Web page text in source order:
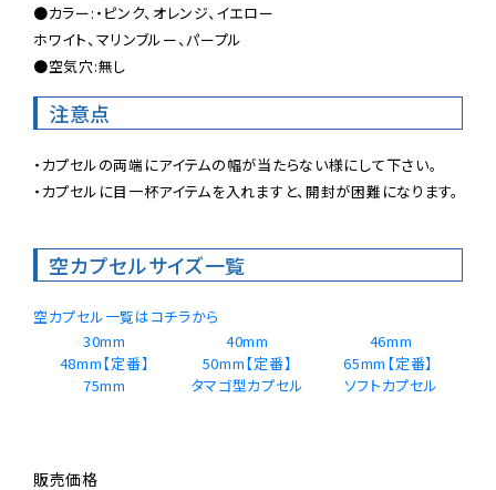
●カラー:・ピンク、オレンジ、イエロー
ホワイト、マリンブルー、パープル
●空気穴:無し
注意点
・カプセルの両端にアイテムの幅が当たらない様にして下さい。
・カプセルに目一杯アイテムを入れますと、開封が困難になります。
空カプセルサイズ一覧
空カプセル一覧はコチラから
30mm
40mm
46mm
48mm【定番】
50mm【定番】
65mm【定番】
75mm
タマゴ型カプセル